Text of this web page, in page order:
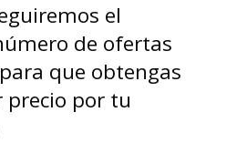
el
de ofertas
que obtengas
precio por tu